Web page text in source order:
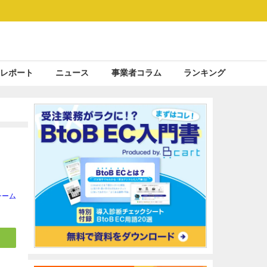
ポート ニュース 事業者コラム ランキング
ム